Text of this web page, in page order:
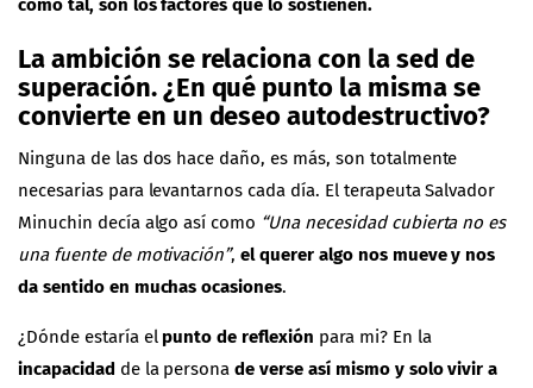
como tal, son los factores que lo sostienen.
La ambición se relaciona con la sed de
superación. ¿En qué punto la misma se
convierte en un deseo autodestructivo?
Ninguna de las dos hace daño, es más, son totalmente
necesarias para levantarnos cada día. El terapeuta Salvador
Minuchin decía algo así como “Una necesidad cubierta no es
una fuente de motivación”,el querer algo nos mueve y nos
da sentido en muchas ocasiones.
¿Dónde estaría el punto de reflexión para mi? En la
incapacidad de la personade verse así mismo y solo vivir a